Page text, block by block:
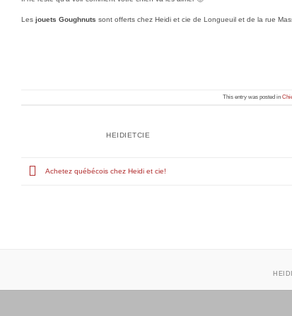
Les jouets Goughnuts sont offerts chez Heidi et cie de Longueuil et de la rue
This entry was posted in
HEIDIETCIE
Achetez québécois chez Heidi et cie!